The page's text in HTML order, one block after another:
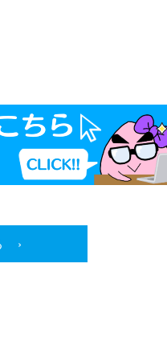
›